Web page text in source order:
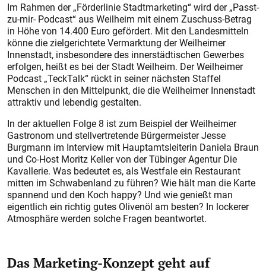
Im Rahmen der „Förderlinie Stadtmarketing“ wird der „Passt-
zu-mir- Podcast“ aus Weilheim mit einem Zuschuss-Betrag
in Höhe von 14.400 Euro gefördert. Mit den Landesmitteln
könne die zielgerichtete Vermarktung der Weilheimer
Innenstadt, insbesondere des innerstädtischen Gewerbes
erfolgen, heißt es bei der Stadt Weilheim. Der Weilheimer
Podcast „TeckTalk“ rückt in seiner nächsten Staffel
Menschen in den Mittelpunkt, die die Weilheimer Innenstadt
attraktiv und lebendig gestalten.
In der aktuellen Folge 8 ist zum Beispiel der Weilheimer
Gastronom und stellvertretende Bürgermeister Jesse
Burgmann im Interview mit Hauptamtsleiterin Daniela Braun
und Co-Host Moritz Keller von der Tübinger Agentur Die
Kavallerie. Was bedeutet es, als Westfale ein Restaurant
mitten im Schwabenland zu führen? Wie hält man die Karte
spannend und den Koch happy? Und wie genießt man
eigentlich ein richtig gutes Olivenöl am besten? In lockerer
Atmosphäre werden solche Fragen beantwortet.
Das Marketing-Konzept geht auf